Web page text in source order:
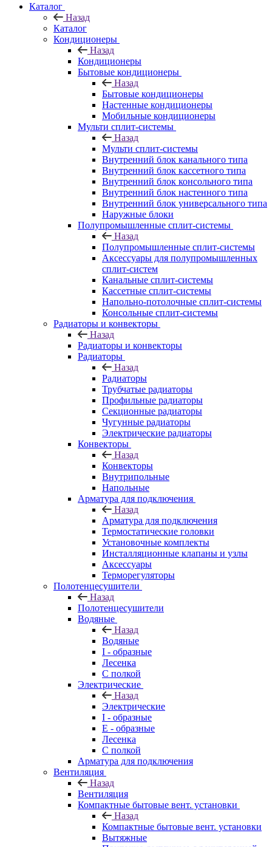
Каталог
Назад
Каталог
Кондиционеры
Назад
Кондиционеры
Бытовые кондиционеры
Назад
Бытовые кондиционеры
Настенные кондиционеры
Мобильные кондиционеры
Мульти сплит-системы
Назад
Мульти сплит-системы
Внутренний блок канального типа
Внутренний блок кассетного типа
Внутренний блок консольного типа
Внутренний блок настенного типа
Внутренний блок универсального типа
Наружные блоки
Полупромышленные сплит-системы
Назад
Полупромышленные сплит-системы
Аксессуары для полупромышленных
сплит-систем
Канальные сплит-системы
Кассетные сплит-системы
Напольно-потолочные сплит-системы
Консольные сплит-системы
Радиаторы и конвекторы
Назад
Радиаторы и конвекторы
Радиаторы
Назад
Радиаторы
Трубчатые радиаторы
Профильные радиаторы
Секционные радиаторы
Чугунные радиаторы
Электрические радиаторы
Конвекторы
Назад
Конвекторы
Внутрипольные
Напольные
Арматура для подключения
Назад
Арматура для подключения
Термостатические головки
Установочные комплекты
Инсталляционные клапаны и узлы
Аксессуары
Терморегуляторы
Полотенцесушители
Назад
Полотенцесушители
Водяные
Назад
Водяные
I - образные
Лесенка
С полкой
Электрические
Назад
Электрические
I - образные
E - образные
Лесенка
С полкой
Арматура для подключения
Вентиляция
Назад
Вентиляция
Компактные бытовые вент. установки
Назад
Компактные бытовые вент. установки
Вытяжные